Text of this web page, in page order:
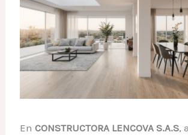
EnCONSTRUCTORA LENCOVA S.A.S,